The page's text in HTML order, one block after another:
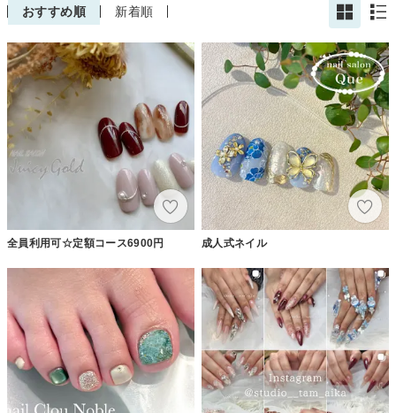
おすすめ順 新着順
全員利用可☆定額コース6900円 成人式ネイル